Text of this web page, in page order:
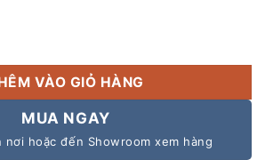
202 hàng nhập khẩu KOMI Jarguar, giá
VÀO GIỎ HÀNG
MUA NGAY
nơi hoặc đến Showroom xem hàng